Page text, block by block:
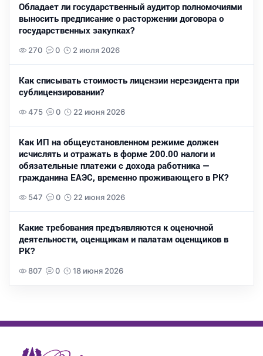
Обладает ли государственный аудитор полномочиями
выносить предписание о расторжении договора о
государственных закупках?
270 0 2 июля 2026
Как списывать стоимость лицензии нерезидента при
сублицензировании?
475 0 22 июня 2026
Как ИП на общеустановленном режиме должен
исчислять и отражать в форме 200.00 налоги и
обязательные платежи с дохода работника —
гражданина ЕАЭС, временно проживающего в РК?
547 0 22 июня 2026
Какие требования предъявляются к оценочной
деятельности, оценщикам и палатам оценщиков в
РК?
807 0 18 июня 2026